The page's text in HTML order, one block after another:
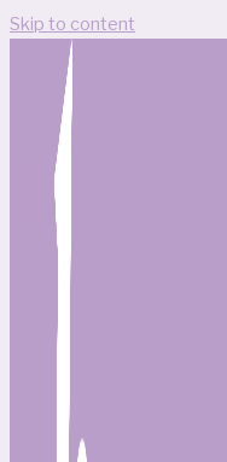
Skip to content